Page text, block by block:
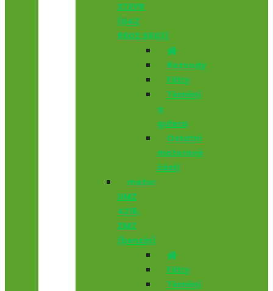
STEYR
(GAZ
5602,5603)
Rozvody
Filtry
Těsnění
a
gufera
Ostatní
motorové
části
motor
UMZ
4216,
ZMZ
(benzín)
Filtry
Těsnění